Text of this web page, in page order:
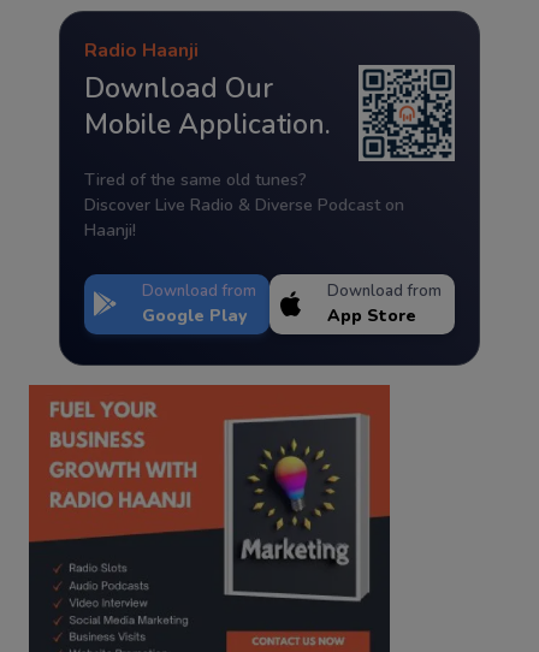
Radio Haanji
Download Our
Mobile Application.
Tired of the same old tunes?
Discover Live Radio & Diverse Podcast on
Haanji!
Download from
Google Play
Download from
App Store